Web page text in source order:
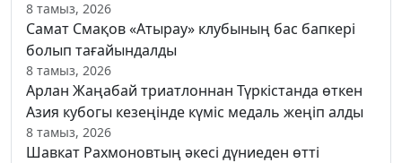
8 тамыз, 2026
Самат Смақов «Атырау» клубының бас бапкері
болып тағайындалды
8 тамыз, 2026
Арлан Жаңабай триатлоннан Түркістанда өткен
Азия кубогы кезеңінде күміс медаль жеңіп алды
8 тамыз, 2026
Шавкат Рахмоновтың әкесі дүниеден өтті